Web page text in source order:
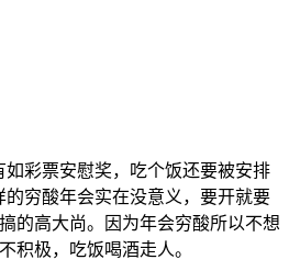
如彩票安慰奖，吃个饭还要被安排
的穷酸年会实在没意义，要开就要
的高大尚。因为年会穷酸所以不想
积极，吃饭喝酒走人。